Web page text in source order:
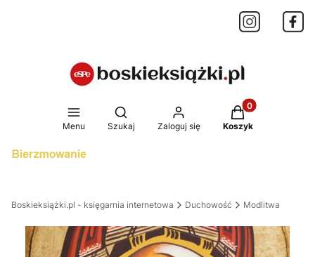
Menu
Otwórz wyszukiwarkę
Szukaj Zaloguj się
Produkty w
Koszyk
Boskieksiążki.pl - księgarnia internetowa Duchowość Modlitwa